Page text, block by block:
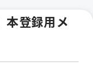
本登録用メ